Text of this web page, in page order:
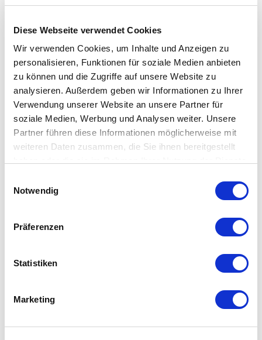
Diese Webseite verwendet Cookies
Wir verwenden Cookies, um Inhalte und Anzeigen zu
personalisieren, Funktionen für soziale Medien anbieten
zu können und die Zugriffe auf unsere Website zu
analysieren. Außerdem geben wir Informationen zu Ihrer
Verwendung unserer Website an unsere Partner für
soziale Medien, Werbung und Analysen weiter. Unsere
Partner führen diese Informationen möglicherweise mit
weiteren Daten zusammen, die Sie ihnen bereitgestellt
Notwendig
Präferenzen
Statistiken
Marketing
Return Goods
Reclamation and Return Goods
Learn More